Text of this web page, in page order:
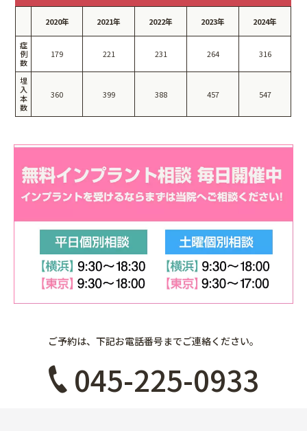
2020年 2021年 2022年 2023年 2024年
症
例
数
179 221 231 264 316
埋
入
本
数
360 399 388 457 547
ご予約は、下記お電話番号までご連絡ください。
045-225-0933